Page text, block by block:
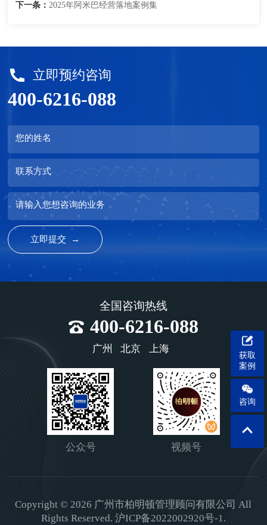
下一条：2025年阿米巴经营落地案例集
立即预约咨询
400-6216-088
您的姓名
联系方式
请输入您想咨询的业务
全国咨询热线
400-6216-088
广州 北京 上海
公众号 视频号
Copyright © 2026 广州市柏明顿管理顾问有限公司 All
Rights Reserved. 沪ICP备2022002920号-1.
获取
案例
咨询